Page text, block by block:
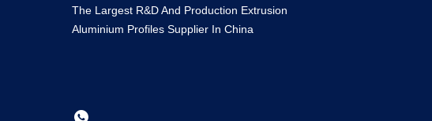
The Largest R&D And Production Extrusion
Aluminium Profiles Supplier In China